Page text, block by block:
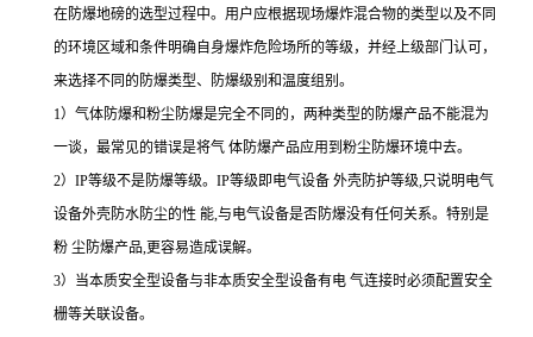
在防爆地磅的选型过程中。用户应根据现场爆炸混合物的类型以及不同
的环境区域和条件明确自身爆炸危险场所的等级，并经上级部门认可，
来选择不同的防爆类型、防爆级别和温度组别。
1）气体防爆和粉尘防爆是完全不同的，两种类型的防爆产品不能混为
一谈，最常见的错误是将气 体防爆产品应用到粉尘防爆环境中去。
2）IP等级不是防爆等级。IP等级即电气设备 外壳防护等级,只说明电气
设备外壳防水防尘的性 能,与电气设备是否防爆没有任何关系。特别是
粉 尘防爆产品,更容易造成误解。
3）当本质安全型设备与非本质安全型设备有电 气连接时必须配置安全
栅等关联设备。